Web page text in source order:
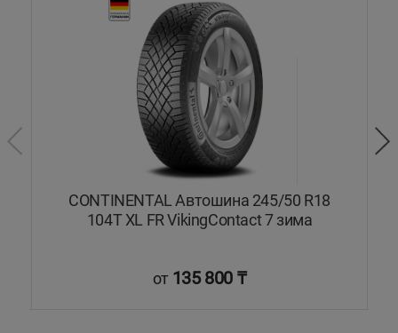
CONTINENTAL Автошина 245/50 R18
104T XL FR VikingContact 7 зима
от 135 800 ₸